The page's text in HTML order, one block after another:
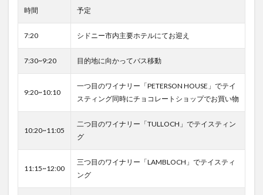
ワイ
ンテ
イス
ティ
ング
2.1
HOUSE
レート
プもあ
時間 予定
7:20 シドニー市内主要ホテルにてお迎え
7:30~9:20 目的地に向かってバス移動
9:20~10:10
一つ目のワイナリー「PETERSON HOUSE」でテイ
スティング同時にチョコレートショップでお買い物
10:20~11:05
二つ目のワイナリー「TULLOCH」でテイスティン
グ
11:15~12:00
三つ目のワイナリー「LAMBLOCH」でテイスティ
ング